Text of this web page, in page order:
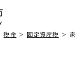
税金 > 固定資産税
> 家